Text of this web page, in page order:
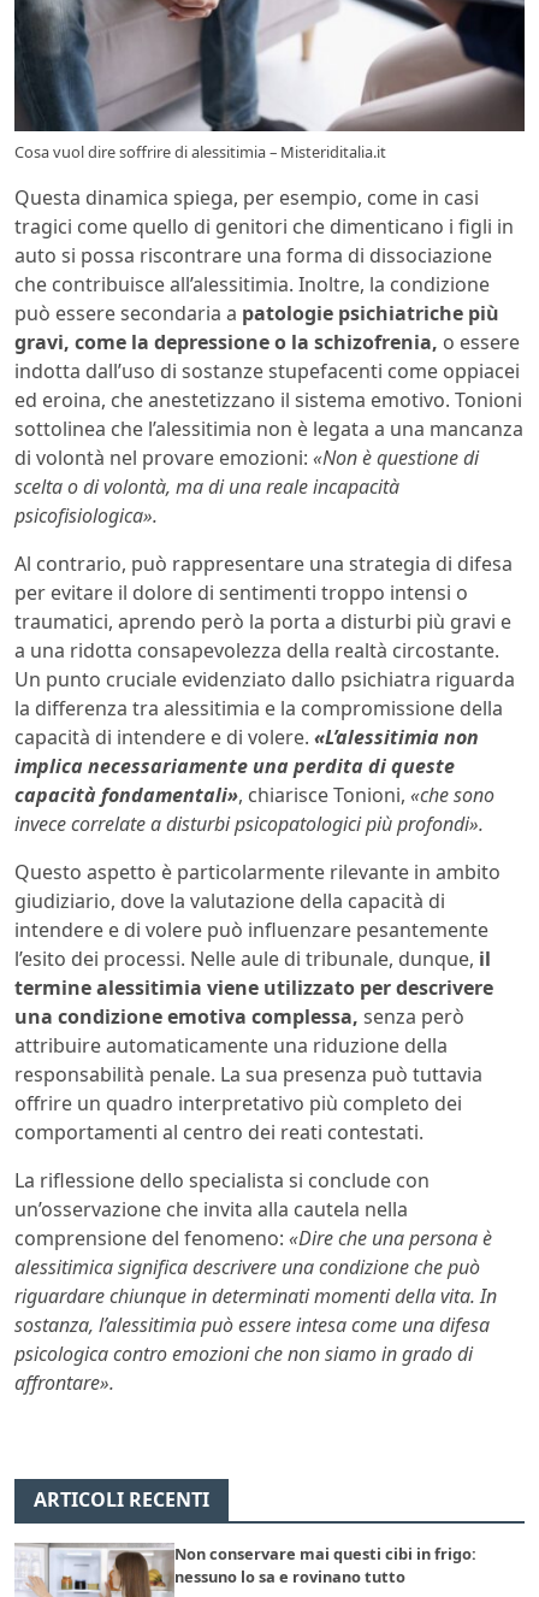
Cosa vuol dire soffrire di alessitimia – Misteriditalia.it
Questa dinamica spiega, per esempio, come in casi
tragici come quello di genitori che dimenticano i figli in
auto si possa riscontrare una forma di dissociazione
che contribuisce all’alessitimia. Inoltre, la condizione
può essere secondaria a patologie psichiatriche più
gravi, come la depressione o la schizofrenia, o essere
indotta dall’uso di sostanze stupefacenti come oppiacei
ed eroina, che anestetizzano il sistema emotivo. Tonioni
sottolinea che l’alessitimia non è legata a una mancanza
di volontà nel provare emozioni: «Non è questione di
scelta o di volontà, ma di una reale incapacità
psicofisiologica».
Al contrario, può rappresentare una strategia di difesa
per evitare il dolore di sentimenti troppo intensi o
traumatici, aprendo però la porta a disturbi più gravi e
a una ridotta consapevolezza della realtà circostante.
Un punto cruciale evidenziato dallo psichiatra riguarda
la differenza tra alessitimia e la compromissione della
capacità di intendere e di volere. «L’alessitimia non
implica necessariamente una perdita di queste
capacità fondamentali», chiarisce Tonioni, «che sono
invece correlate a disturbi psicopatologici più profondi».
Questo aspetto è particolarmente rilevante in ambito
giudiziario, dove la valutazione della capacità di
intendere e di volere può influenzare pesantemente
l’esito dei processi. Nelle aule di tribunale, dunque, il
termine alessitimia viene utilizzato per descrivere
una condizione emotiva complessa, senza però
attribuire automaticamente una riduzione della
responsabilità penale. La sua presenza può tuttavia
offrire un quadro interpretativo più completo dei
comportamenti al centro dei reati contestati.
La riflessione dello specialista si conclude con
un’osservazione che invita alla cautela nella
comprensione del fenomeno: «Dire che una persona è
alessitimica significa descrivere una condizione che può
riguardare chiunque in determinati momenti della vita. In
sostanza, l’alessitimia può essere intesa come una difesa
psicologica contro emozioni che non siamo in grado di
affrontare».
ARTICOLI RECENTI
Non conservare mai questi cibi in frigo:
nessuno lo sa e rovinano tutto